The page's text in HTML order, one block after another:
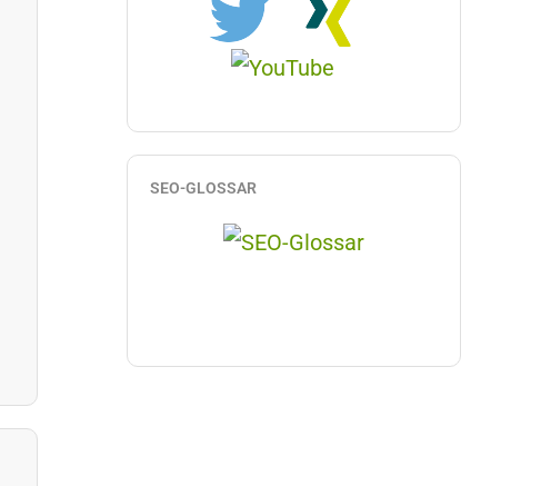
SEO-GLOSSAR